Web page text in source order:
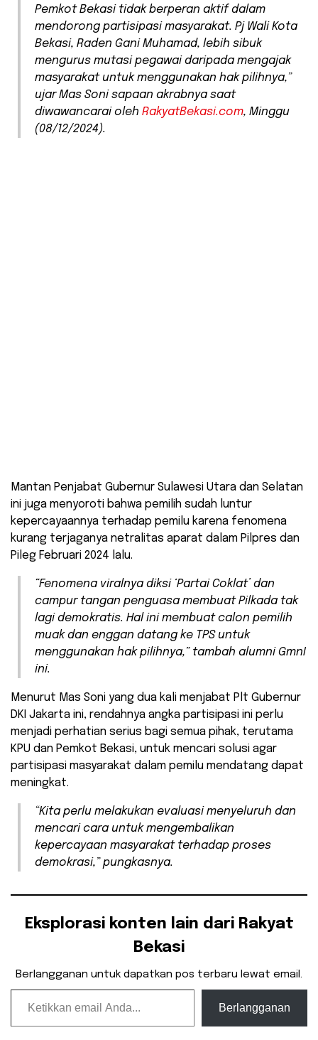
Pemkot Bekasi tidak berperan aktif dalam
mendorong partisipasi masyarakat. Pj Wali Kota
Bekasi, Raden Gani Muhamad, lebih sibuk
mengurus mutasi pegawai daripada mengajak
masyarakat untuk menggunakan hak pilihnya,”
ujar Mas Soni sapaan akrabnya saat
diwawancarai oleh RakyatBekasi.com, Minggu
(08/12/2024).
Mantan Penjabat Gubernur Sulawesi Utara dan Selatan
ini juga menyoroti bahwa pemilih sudah luntur
kepercayaannya terhadap pemilu karena fenomena
kurang terjaganya netralitas aparat dalam Pilpres dan
Pileg Februari 2024 lalu.
“Fenomena viralnya diksi ‘Partai Coklat’ dan
campur tangan penguasa membuat Pilkada tak
lagi demokratis. Hal ini membuat calon pemilih
muak dan enggan datang ke TPS untuk
menggunakan hak pilihnya,” tambah alumni GmnI
ini.
Menurut Mas Soni yang dua kali menjabat Plt Gubernur
DKI Jakarta ini, rendahnya angka partisipasi ini perlu
menjadi perhatian serius bagi semua pihak, terutama
KPU dan Pemkot Bekasi, untuk mencari solusi agar
partisipasi masyarakat dalam pemilu mendatang dapat
meningkat.
“Kita perlu melakukan evaluasi menyeluruh dan
mencari cara untuk mengembalikan
kepercayaan masyarakat terhadap proses
demokrasi,” pungkasnya.
Eksplorasi konten lain dari Rakyat
Bekasi
Berlangganan untuk dapatkan pos terbaru lewat email.
Ketikkan email Anda...
Berlangganan